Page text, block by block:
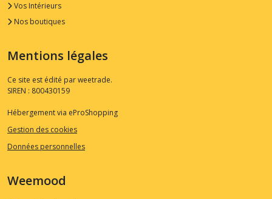
Vos Intérieurs
Nos boutiques
Mentions légales
Ce site est édité par weetrade.
SIREN : 800430159
Hébergement via eProShopping
Gestion des cookies
Données personnelles
Weemood